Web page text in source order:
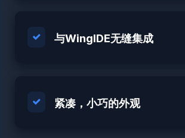
与WingIDE无缝集成
紧凑，小巧的外观